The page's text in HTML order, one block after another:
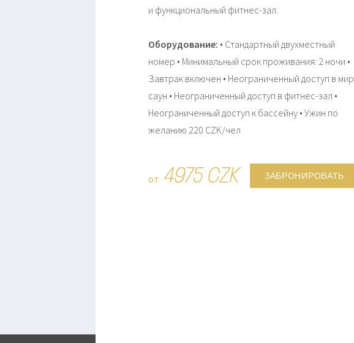
и функциональный фитнес-зал.
Оборудование: • Стандартный двухместный
номер • Минимальный срок проживания: 2 ночи •
Завтрак включен • Неограниченный доступ в мир
саун • Неограниченный доступ в фитнес-зал •
Неограниченный доступ к бассейну • Ужин по
желанию 220 CZK/чел
от 4975 CZK ЗАБРОНИРОВАТЬ